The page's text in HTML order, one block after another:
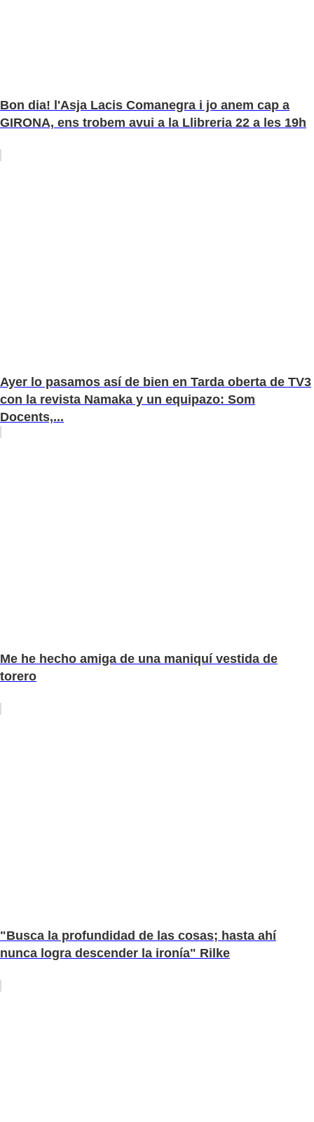
Bon dia! l'Asja Lacis Comanegra i jo anem cap a
GIRONA, ens trobem avui a la Llibreria 22 a les 19h
Ayer lo pasamos así de bien en Tarda oberta de TV3
con la revista Namaka y un equipazo: Som
Docents,...
Me he hecho amiga de una maniquí vestida de
torero
"Busca la profundidad de las cosas; hasta ahí
nunca logra descender la ironía" Rilke